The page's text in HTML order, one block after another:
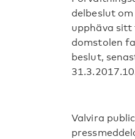
delbeslut
upphäva
domstolen
beslut,
Valvira